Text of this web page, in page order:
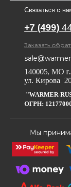
Связаться с
+7 (499)
Заказать
140005, МО
ул. Кирова
"WARMER-
ОГРН:
Мы